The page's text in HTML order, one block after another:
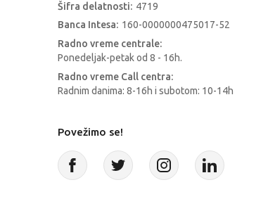
Šifra delatnosti: 4719
Banca Intesa: 160-0000000475017-52
Radno vreme centrale:
Ponedeljak-petak od 8 - 16h.
Radno vreme Call centra:
Radnim danima: 8-16h i subotom: 10-14h
Povežimo se!